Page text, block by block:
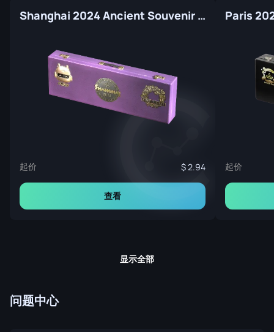
Shanghai 2024 Ancient Souvenir Package
起价 2.94
查看
起价
显示全部
问题中心